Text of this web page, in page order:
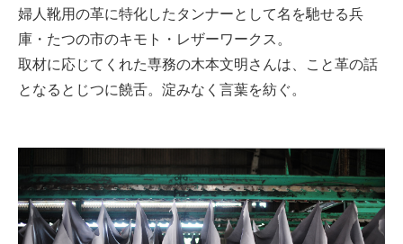
婦人靴用の革に特化したタンナーとして名を馳せる兵
庫・たつの市のキモト・レザーワークス。
取材に応じてくれた専務の木本文明さんは、こと革の話
となるとじつに饒舌。淀みなく言葉を紡ぐ。